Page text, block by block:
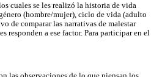
cuales se les realizó la historia de vida
(hombre/mujer), ciclo de vida (adulto
de comparar las narrativas de malestar
responden a ese factor. Para participar en el